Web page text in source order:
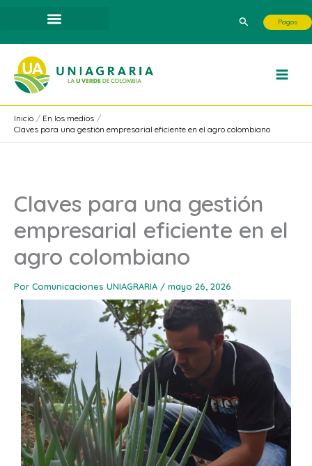
contenido
Buscar Pagos
Inicio
En los medios
Claves para una gestión empresarial eficiente en el agro colombiano
Claves para una gestión
empresarial eficiente en el
agro colombiano
Por Comunicaciones UNIAGRARIA / mayo 26, 2026